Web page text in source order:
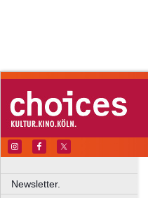
Newsletter.